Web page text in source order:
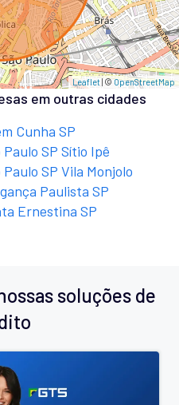
Leaflet| ©OpenStreetMap
em outras cidades
Cunha SP
SP Sítio Ipê
SP Vila Monjolo
Paulista SP
Ernestina SP
soluções de